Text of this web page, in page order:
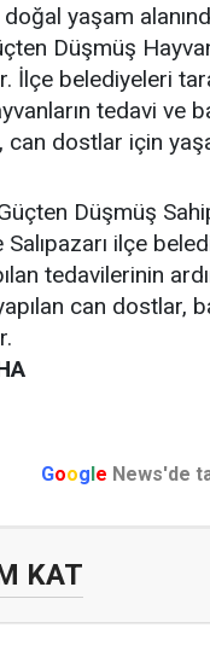
doğal yaşam
Düşmüş
İlçe belediyeleri
tedavi ve
can dostlar için
Düşmüş
ilçe
tedavilerinin
can dostlar,
Google News'de
KAT